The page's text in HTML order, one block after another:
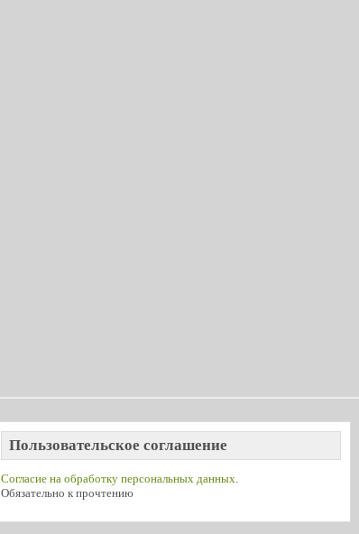
Пользовательское соглашение
Согласие на обработку персональных данных.
Обязательно к прочтению